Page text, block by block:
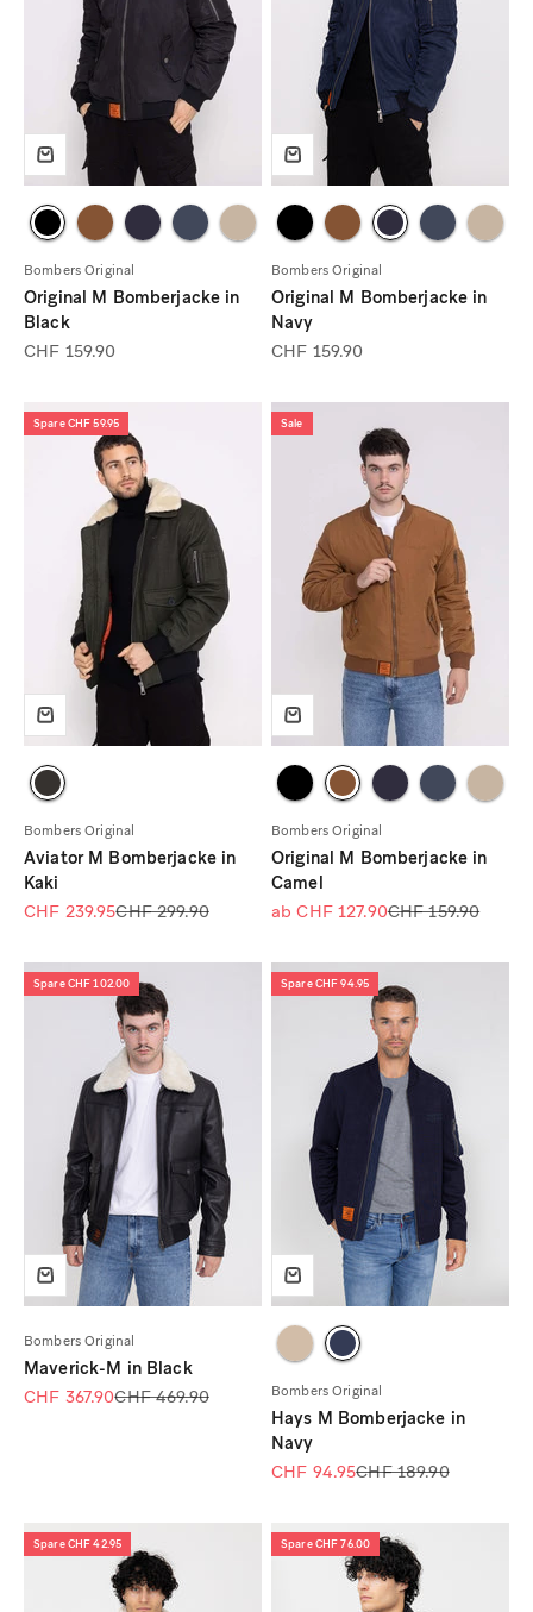
Bombers Original
Original M Bomberjacke in
Black
Angebot
CHF 159.90
Bombers Original
Original M Bomberjacke in
Navy
Angebot
CHF 159.90
Spare CHF 59.95
Bombers Original
Aviator M Bomberjacke in
Kaki
Angebot
CHF 239.95Regulärer Preis
CHF 299.90
Sale
Bombers Original
Original M Bomberjacke in
Camel
Angebot
ab CHF 127.90Regulärer Preis
CHF 159.90
Spare CHF 102.00
Bombers Original
Maverick-M in Black
Angebot
CHF 367.90Regulärer Preis
CHF 469.90
Spare CHF 94.95
Bombers Original
Hays M Bomberjacke in
Navy
Angebot
CHF 94.95Regulärer Preis
CHF 189.90
Spare CHF 42.95 Spare CHF 76.00